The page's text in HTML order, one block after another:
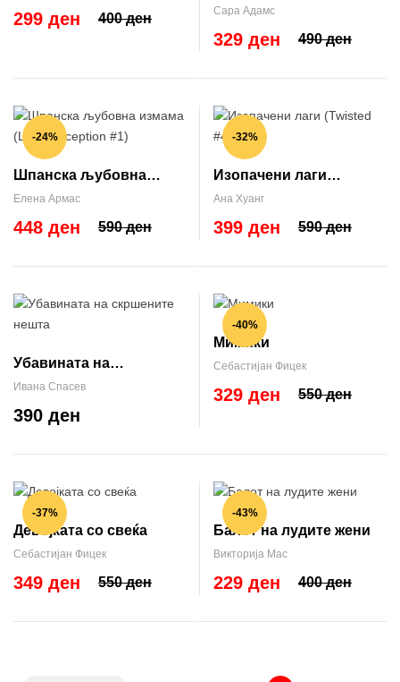
400 ден
299 ден
Rome #1)
Сара Адамс
490 ден
329 ден
-24%
Шпанска љубовна
измама (Love Deception
#1)
Елена Армас
590 ден
448 ден
-32%
Изопачени лаги
(Twisted #4)
Ана Хуанг
590 ден
399 ден
Убавината на
скршените нешта
Ивана Спасев
390 ден
-40%
Мимики
Себастијан Фицек
550 ден
329 ден
-37%
Девојката со свеќа
Себастијан Фицек
550 ден
349 ден
-43%
Балот на лудите жени
Викторија Мас
400 ден
229 ден